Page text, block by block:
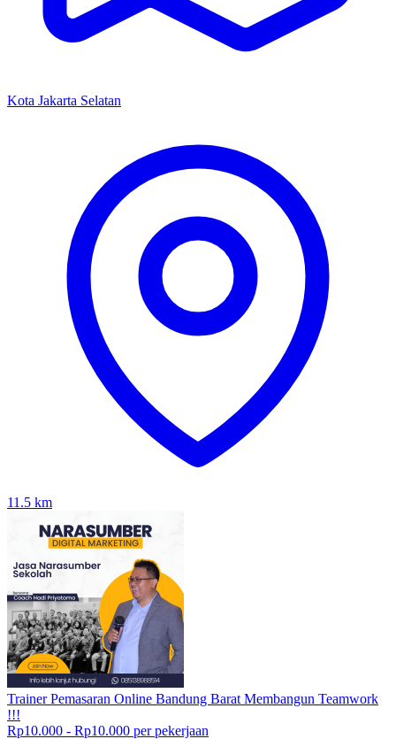
Kota Jakarta Selatan
11.5 km
Trainer Pemasaran Online Bandung Barat Membangun Teamwork
!!!
Rp10.000 - Rp10.000 per pekerjaan